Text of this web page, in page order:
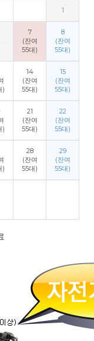
1
7
(잔여
55대)
8
(잔여
55대)
)
14
(잔여
55대)
15
(잔여
55대)
)
21
(잔여
55대)
22
(잔여
55대)
)
28
(잔여
55대)
29
(잔여
55대)